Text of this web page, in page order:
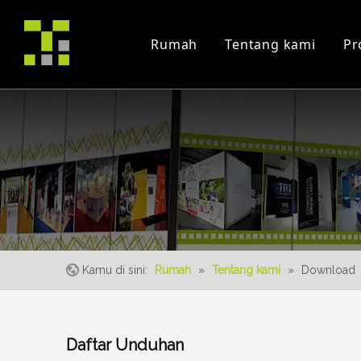
Rumah Tentang kami
Kamu di sini: Rumah » Tentang kami » Download
Daftar Unduhan